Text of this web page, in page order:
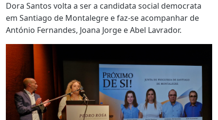
Dora Santos volta a ser a candidata social democrata
em Santiago de Montalegre e faz-se acompanhar de
António Fernandes, Joana Jorge e Abel Lavrador.